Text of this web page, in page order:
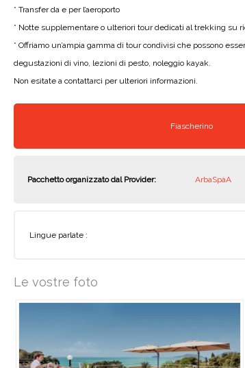
* Transfer da e per l’aeroporto
* Notte supplementare o ulteriori tour dedicati al trekking su
* Offriamo un’ampia gamma di tour condivisi che possono
degustazioni di vino, lezioni di pesto, noleggio kayak.
Non esitate a contattarci per ulteriori informazioni.
Fiascherino
Pacchetto organizzato dal Provider: ArbaSpàA
Lingue parlate :
Le vostre foto